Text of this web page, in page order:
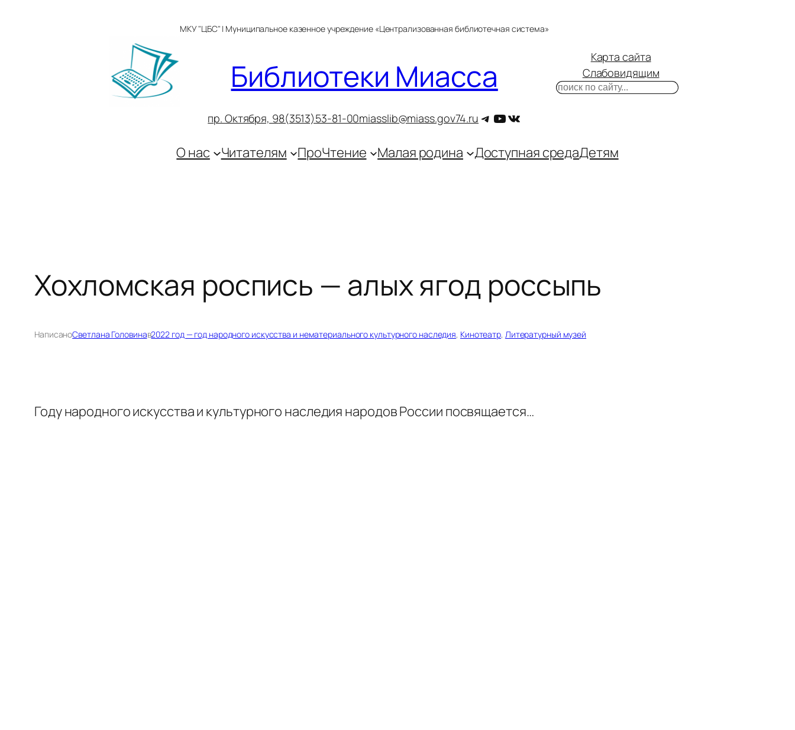
МКУ "ЦБС" | Муниципальное казенное учреждение «Централизованная библиотечная система»
Библиотеки Миасса
пр. Октября, 98(3513)53-81-00miasslib@miass.gov74.ru Telegram
YouTube
ВКонтакте
Карта сайта
Слабовидящим
Поиск
О нас Читателям ПроЧтение Малая родина Доступная средаДетям
Хохломская роспись — алых ягод россыпь
НаписаноСветлана Головинав2022 год — год народного искусства и нематериального культурного наследия, Кинотеатр, Литературный музей
Году народного искусства и культурного наследия народов России посвящается…